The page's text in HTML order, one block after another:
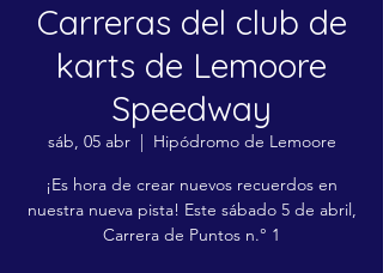
Carreras del club de
karts de Lemoore
Speedway
sáb, 05 abr
  |
Hipódromo de Lemoore
¡Es hora de crear nuevos recuerdos en
nuestra nueva pista! Este sábado 5 de abril,
Carrera de Puntos n.° 1